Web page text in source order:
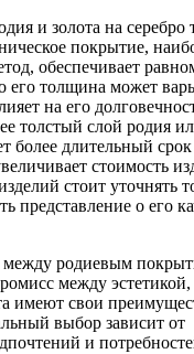
и золота на серебро
покрытие,
обеспечивает
толщина может
на его
толстый слой родия
более длительный
стоимость
стоит уточнять
представление о его
родиевым
между
имеют свои
выбор зависит от
и